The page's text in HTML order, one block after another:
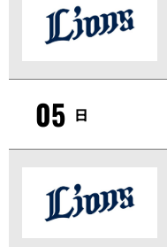
05 日